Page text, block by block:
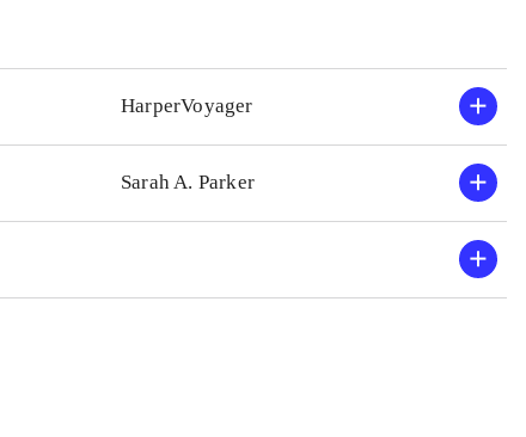
HarperVoyager
Sarah A. Parker